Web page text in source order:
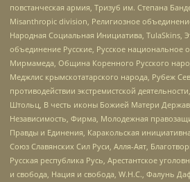
повстанческая армия, Тризуб им. Степана
Misanthropic division, Религиозное
Народная Социальная Инициатива, TulaSkins,
объединение Русские, Русское национальное
Мирмамеда, Община Коренного Русского
Меджлис крымскотатарского народа, Рубеж
противодействии экстремистской
Штольц, В честь иконы Божией Матери
Независимость, Фирма, Молодежная
Правды и Единения, Каракольская
Союз Славянских Сил Руси, Алля-Аят,
Русская республика Русь, Арестантское
и свобода, Нация и свобода, W.H.С., Фалунь